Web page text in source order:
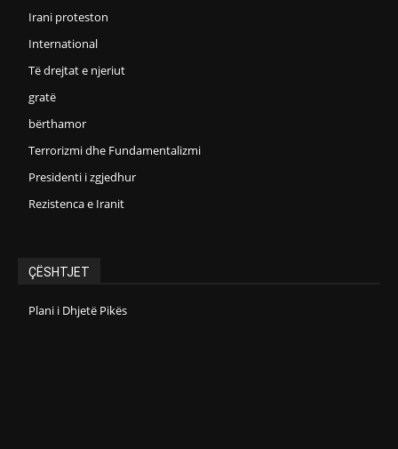
Irani proteston
International
Të drejtat e njeriut
gratë
bërthamor
Terrorizmi dhe Fundamentalizmi
Presidenti i zgjedhur
Rezistenca e Iranit
ÇËSHTJET
Plani i Dhjetë Pikës